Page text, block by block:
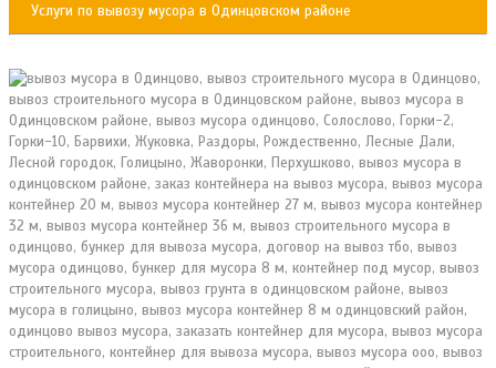
Услуги по вывозу мусора в Одинцовском районе